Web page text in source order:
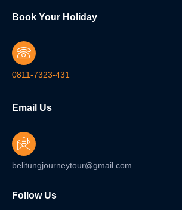
Book Your Holiday
0811-7323-431
Email Us
belitungjourneytour@gmail.com
Follow Us